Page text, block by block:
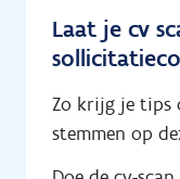
Laat je cv
Zo krijg je tips
stemmen op